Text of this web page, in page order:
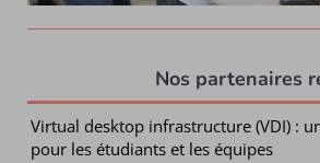
Nos partenaires
Virtual desktop infrastructure (VDI) :
pour les étudiants et les équipes